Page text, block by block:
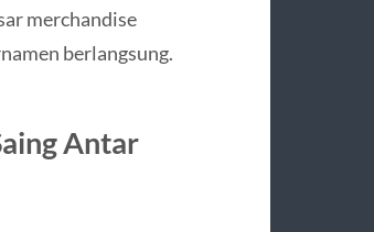
merchandise
berlangsung.
Antar